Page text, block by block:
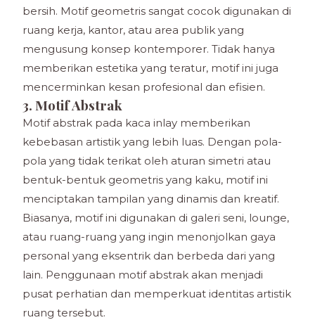
bersih. Motif geometris sangat cocok digunakan di
ruang kerja, kantor, atau area publik yang
mengusung konsep kontemporer. Tidak hanya
memberikan estetika yang teratur, motif ini juga
mencerminkan kesan profesional dan efisien.
3. Motif Abstrak
Motif abstrak pada kaca inlay memberikan
kebebasan artistik yang lebih luas. Dengan pola-
pola yang tidak terikat oleh aturan simetri atau
bentuk-bentuk geometris yang kaku, motif ini
menciptakan tampilan yang dinamis dan kreatif.
Biasanya, motif ini digunakan di galeri seni, lounge,
atau ruang-ruang yang ingin menonjolkan gaya
personal yang eksentrik dan berbeda dari yang
lain. Penggunaan motif abstrak akan menjadi
pusat perhatian dan memperkuat identitas artistik
ruang tersebut.